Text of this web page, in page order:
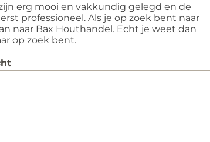
erg mooi en vakkundig gelegd en de
professioneel. Als je op zoek bent naar
naar Bax Houthandel. Echt je weet dan
op zoek bent.